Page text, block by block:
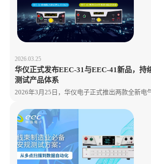
2026.03.25
华仪正式发布EEC-31与EEC-41新品，持
测试产品体系
2026年3月25日，华仪电子正式推出两款全新电